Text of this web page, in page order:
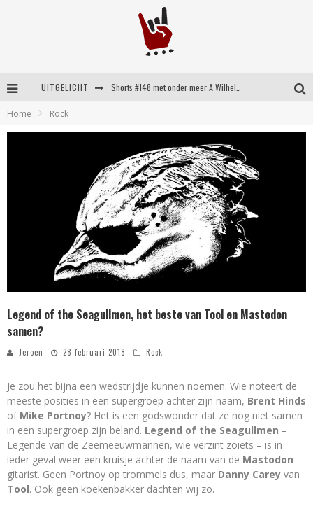
UITGELICHT
Shorts #149 met onder meer No Cure, Eva Under Fire, The Hu en Sleeping With Sirens
Home Rock
Legend of the Seagullmen, het beste van Tool en Mastodon
samen?
Jeroen 28 februari 2018 Rock
Je zou het bijna een wedstrijdje kunnen noemen. Wie noteert de
meeste posities in een supergroep achter zijn naam, Brent Hinds
of Mike Portnoy? Het is een godswonder dat ze nog niet samen
in een supergroep zijn beland. Legend of the Seagullmen –
Legende van de Zeemeeuwmannen, wie verzint zoiets – is in
ieder geval weer een kruisje achter de naam van de Mastodon
gitarist. Geen Portnoy op trommels dus, maar Danny Carey van
Tool. Ook geen koekenbakker dachten wij zo.